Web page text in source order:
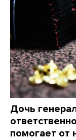
Дочь
помогает от